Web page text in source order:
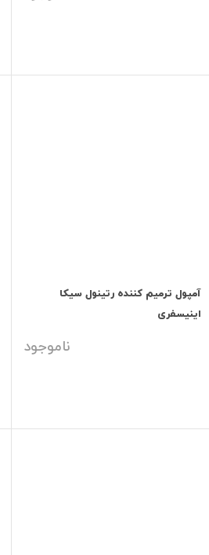
آمپول ترمیم کننده رتینول سیکا
اینیسفری
ناموجود